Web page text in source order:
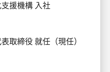
援機構 入社
取締役 就任（現任）